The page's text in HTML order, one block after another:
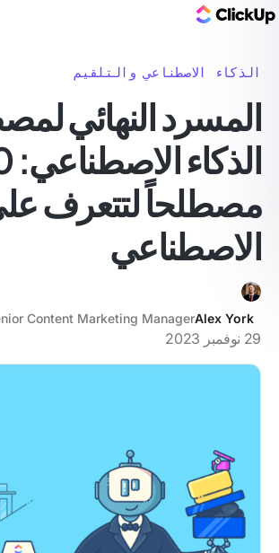
الذكاء الاصطناعي والتلقيم
المسرد النهائي
مصطلحاً لتتعرف
الاصطناعي
Alex York
Content Marketing Manager
29 نوفمبر 2023